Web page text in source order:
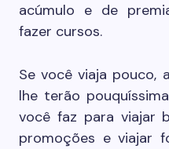
acúmulo e de
fazer cursos.
Se você viaja pouco,
lhe terão
você faz para viajar
promoções e viajar